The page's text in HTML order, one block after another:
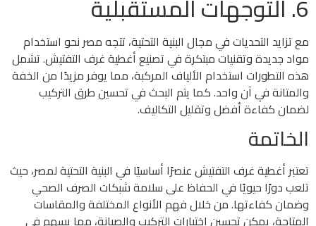
مع تزايد التحديات في مجال البنية التحتية، تتجه مصر نحو استخدام
مواد جديدة وتقنيات مبتكرة في تصنيع أغطية غرف التفتيش. تشمل
هذه التطورات استخدام الألياف المركبة، مما يوفر مزيدًا من الخفة
والمتانة في آن واحد. كما يتم البحث في تحسين طرق التركيب
لضمان كفاءة أفضل وتقليل التكاليف.
الخاتمة
تعتبر أغطية غرف التفتيش عنصرًا أساسيًا في البنية التحتية لمصر، حيث
تلعب دورًا حيويًا في الحفاظ على سلامة شبكات الصرف الصحي
وضمان كفاءتها. من خلال فهم الأنواع المختلفة والمقاسات
المتاحة، يمكن تحسين اختيارات التركيب والصيانة، مما يسهم في